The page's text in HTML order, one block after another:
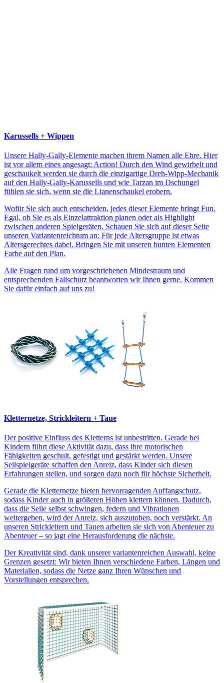
Karussells + Wippen
Unsere Hally-Gally-Elemente machen ihrem Namen alle Ehre. Hier
ist vor allem eines angesagt: Action! Durch den Wind gewirbelt und
geschaukelt werden sie durch die einzigartige Dreh-Wipp-Mechanik
auf den Hally-Gally-Karussells und wie Tarzan im Dschungel
fühlen sie sich, wenn sie die Lianenschaukel erobern.
Wofür Sie sich auch entscheiden, jedes dieser Elemente bringt Fun.
Egal, ob Sie es als Einzelattraktion planen oder als Highlight
zwischen anderen Spielgeräten. Schauen Sie sich auf dieser Seite
unseren Variantenreichtum an: Für jede Altersgruppe ist etwas
Altersgerechtes dabei. Bringen Sie mit unseren bunten Elementen
Farbe auf den Plan.
Alle Fragen rund um vorgeschriebenen Mindestraum und
entsprechenden Fallschutz beantworten wir Ihnen gerne. Kommen
Sie dafür einfach auf uns zu!
Kletternetze, Strickleitern + Taue
Der positive Einfluss des Kletterns ist unbestritten. Gerade bei
Kindern führt diese Aktivität dazu, dass ihre motorischen
Fähigkeiten geschult, gefestigt und gestärkt werden. Unsere
Seilspielgeräte schaffen den Anreiz, dass Kinder sich diesen
Erfahrungen stellen, und sorgen dazu noch für höchste Sicherheit.
Gerade die Kletternetze bieten hervorragenden Auffangschutz,
sodass Kinder auch in größeren Höhen klettern können. Dadurch,
dass die Seile selbst schwingen, federn und Vibrationen
weitergeben, wird der Anreiz, sich auszutoben, noch verstärkt. An
unseren Strickleitern und Tauen arbeiten sie sich von Abenteuer zu
Abenteuer – so jagt eine Herausforderung die nächste.
Der Kreativität sind, dank unserer variantenreichen Auswahl, keine
Grenzen gesetzt: Wir bieten Ihnen verschiedene Farben, Längen und
Materialien, sodass die Netze ganz Ihren Wünschen und
Vorstellungen entsprechen.